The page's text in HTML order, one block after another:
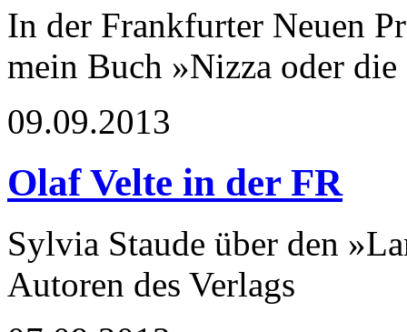
In der Frankfurter Neuen
mein Buch »Nizza oder
09.09.2013
Olaf Velte in der FR
Sylvia Staude über den
Autoren des Verlags